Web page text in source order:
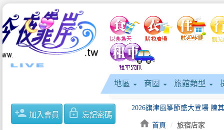
地區 商圈 旅館類型
person_add 加入會員 lock_outline 忘記密碼
home 首頁 旅宿店家